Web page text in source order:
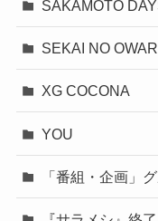
SAKAMOTO
SEKAI NO
XG COCONA
YOU
「番組・企画」